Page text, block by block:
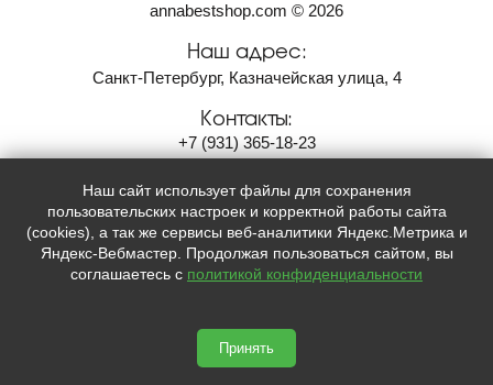
annabestshop.com © 2026
Наш адрес:
Санкт-Петербург, Казначейская улица, 4
Контакты:
+7 (931) 365-18-23
Мы в социальных сетях:

сертификату качества Placemark
Наш сайт использует файлы для сохранения
пользовательских настроек и корректной работы сайта
(cookies), а так же сервисы веб-аналитики Яндекс.Метрика и
Яндекс-Вебмастер. Продолжая пользоваться сайтом, вы
соглашаетесь с политикой конфиденциальности
Принять